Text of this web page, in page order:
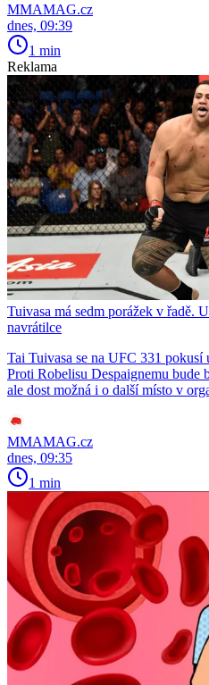
MMAMAG.cz
dnes, 09:39
1 min
Reklama
Tuivasa má sedm porážek v řadě.
navrátilce
Tai Tuivasa se na UFC 331 pokusí
Proti Robelisu Despaignemu bude
ale dost možná i o další místo v
MMAMAG.cz
dnes, 09:35
1 min